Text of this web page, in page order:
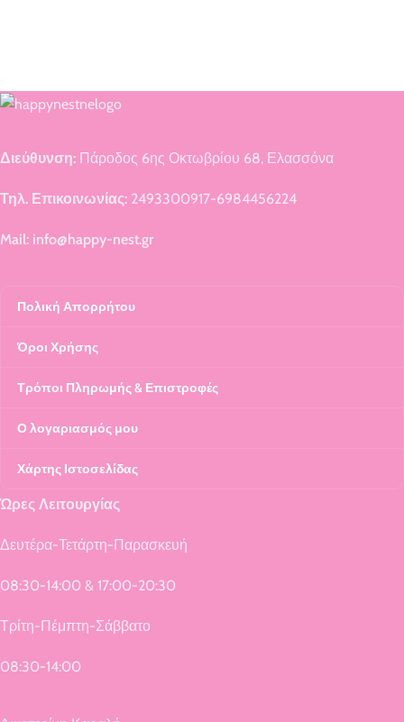
Διεύθυνση: Πάροδος 6ης Οκτωβρίου 68, Ελασσόνα
Τηλ. Επικοινωνίας: 2493300917-6984456224
Mail: info@happy-nest.gr
Πολική Απορρήτου
Όροι Χρήσης
Τρόποι Πληρωμής & Επιστροφές
Ο λογαριασμός μου
Χάρτης Ιστοσελίδας
Ώρες Λειτουργίας
Δευτέρα-Τετάρτη-Παρασκευή
08:30-14:00 & 17:00-20:30
Τρίτη-Πέμπτη-Σάββατο
08:30-14:00